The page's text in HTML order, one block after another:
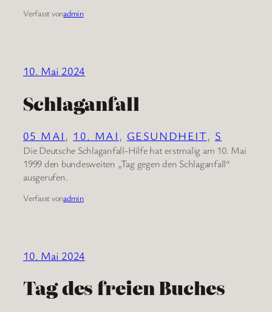
Verfasst vonadmin
10. Mai 2024
Schlaganfall
05 MAI , 10. MAI , GESUNDHEIT, S
Die Deutsche Schlaganfall-Hilfe hat erstmalig am 10. Mai
1999 den bundesweiten „Tag gegen den Schlaganfall“
ausgerufen.
Verfasst vonadmin
10. Mai 2024
Tag des freien Buches